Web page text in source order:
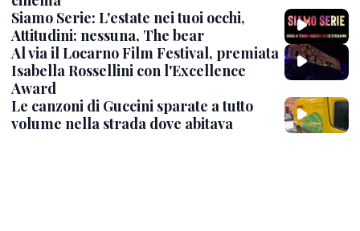
Siamo Serie: L'estate nei tuoi occhi,
Attitudini: nessuna, The bear
Al via il Locarno Film Festival, premiata
Isabella Rossellini con l'Excellence
Award
Le canzoni di Guccini sparate a tutto
volume nella strada dove abitava